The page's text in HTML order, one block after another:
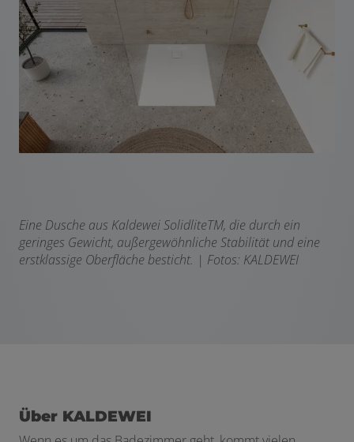
Eine Dusche aus Kaldewei SolidliteTM, die durch ein
geringes Gewicht, außergewöhnliche Stabilität und eine
erstklassige Oberfläche besticht. | Fotos: KALDEWEI
Über KALDEWEI